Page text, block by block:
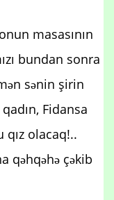
masasının
bundan sonra
sənin şirin
Fidansa
olacaq!..
qəhqəhə çəkib